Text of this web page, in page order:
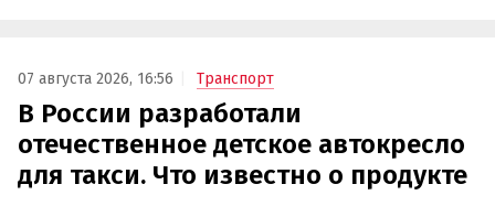
07 августа 2026, 16:56 Транспорт
В России разработали
отечественное детское автокресло
для такси. Что известно о продукте